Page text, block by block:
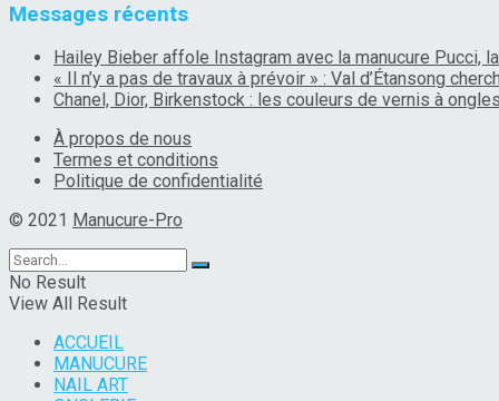
Messages récents
Hailey Bieber affole Instagram avec la manucure Pucci,
« Il n’y a pas de travaux à prévoir » : Val d’Étansong
Chanel, Dior, Birkenstock : les couleurs de vernis à
À propos de nous
Termes et conditions
Politique de confidentialité
© 2021 Manucure-Pro
No Result
View All Result
ACCUEIL
MANUCURE
NAIL ART